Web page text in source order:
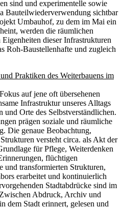
sind und experimentelle sowie
Bauteilwiederverwendung sichtbar
Umbauhof, zu dem im Mai ein
werden die räumlichen
dieser Infrastrukturen
Roh-Baustellenhafte und zugleich
Praktiken des Weiterbauens im
auf jene oft übersehenen
Infrastruktur unseres Alltags
und Orte des Selbstverständlichen.
prägen soziale und räumliche
Die genaue Beobachtung,
versteht circa. als Akt der
für Pflege, Weiterdenken
flüchtigen
und transformierten Strukturen,
erarbeitet und kontinuierlich
Stadtabdrücke sind im
Abdruck, Archiv und
dem Stadt erinnert, gelesen und